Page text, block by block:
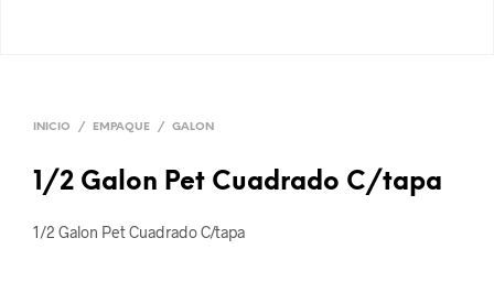
INICIO / EMPAQUE / GALON
1/2 Galon Pet Cuadrado C/tapa
1/2 Galon Pet Cuadrado C/tapa